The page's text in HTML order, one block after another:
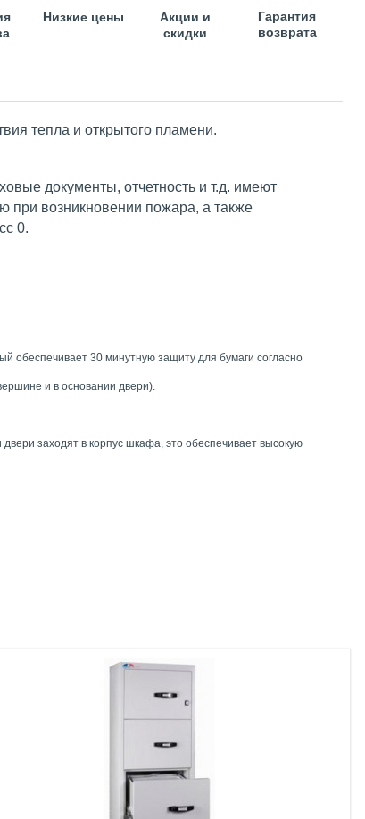
Низкие цены
Акции и
скидки
Гарантия
возврата
тепла и открытого пламени.
документы, отчетность и т.д. имеют
возникновении пожара, а также
0.
обеспечивает 30 минутную защиту для бумаги согласно
и в основании двери).
заходят в корпус шкафа, это обеспечивает высокую